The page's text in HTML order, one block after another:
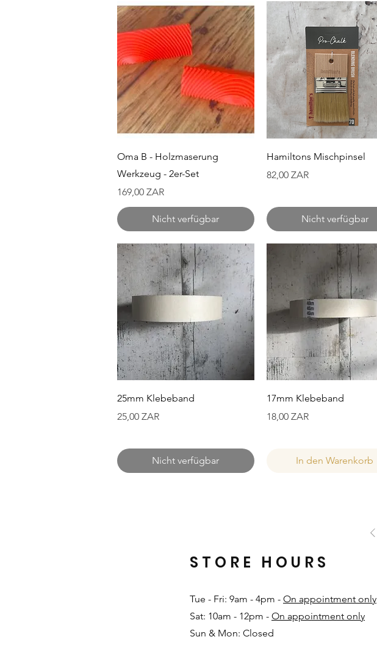
Schnellansicht
Oma B - Holzmaserung
Werkzeug - 2er-Set
Preis
169,00 ZAR
Nicht verfügbar
Schnellansicht
Hamiltons Mischpinsel
Preis
82,00 ZAR
Nicht verfügbar
Schnellansicht
25mm Klebeband
Preis
25,00 ZAR
Nicht verfügbar
Schnellansicht
17mm Klebeband
Preis
18,00 ZAR
In den Warenkorb
Tue - Fri: 9am - 4pm - On appointment only
Sat: 10am - 12pm - On appointment only
Sun & Mon: Closed​
STORE HOURS